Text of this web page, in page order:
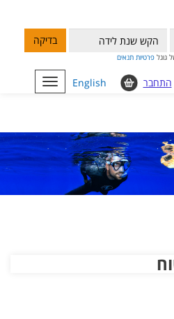
בדיקה
פרטיות תנאים
Toggle
navigation
English התחבר